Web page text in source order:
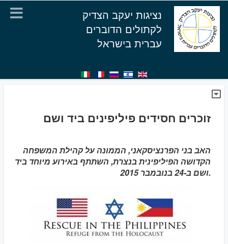
נציגות יעקב הצדיק
לקתולים הדוברים
עברית בישראל
זוכרים חסידים פיליפינים ביד ושם
האב בני הפרנציסקאני, הממונה על קהילת המשפחה
הקדושה הפיליפינית בנצרת, השתתף באירוע מיוחד ביד
ושם ב-24 בנובמבר 2015.